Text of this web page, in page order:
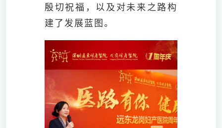
殷切祝福，以及对未来之路构
建了发展蓝图。